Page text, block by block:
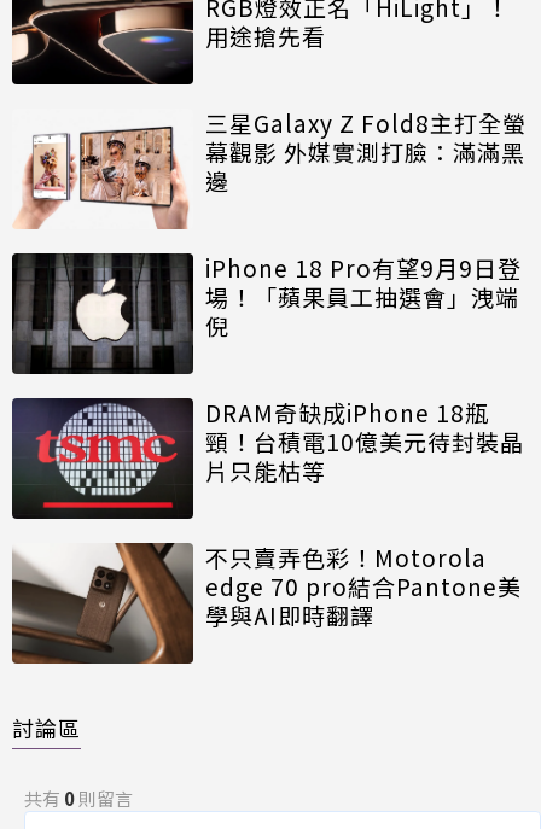
RGB燈效正名「HiLight」！
用途搶先看
三星Galaxy Z Fold8主打全螢
幕觀影 外媒實測打臉：滿滿黑
邊
iPhone 18 Pro有望9月9日登
場！「蘋果員工抽選會」洩端
倪
DRAM奇缺成iPhone 18瓶
頸！台積電10億美元待封裝晶
片只能枯等
不只賣弄色彩！Motorola
edge 70 pro結合Pantone美
學與AI即時翻譯
討論區
共有 0則留言